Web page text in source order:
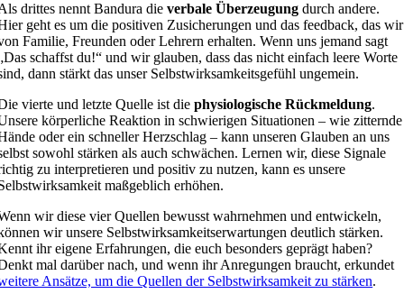
drittes nennt Bandura dieverbale Überzeugung durch andere.
geht es um die positiven Zusicherungen und das feedback, das wir
Familie, Freunden oder Lehrern erhalten. Wenn uns jemand sagt
schaffst du!“ und wir glauben, dass das nicht einfach leere Worte
dann stärkt das unser Selbstwirksamkeitsgefühl ungemein.
vierte und letzte Quelle ist diephysiologische Rückmeldung.
körperliche Reaktion in schwierigen Situationen – wie zitternde
oder ein schneller Herzschlag – kann unseren Glauben an uns
sowohl stärken als auch schwächen. Lernen wir, diese Signale
zu interpretieren und positiv zu nutzen, kann es unsere
maßgeblich erhöhen.
wir diese vier Quellen bewusst wahrnehmen und entwickeln,
wir unsere Selbstwirksamkeitserwartungen deutlich stärken.
ihr eigene Erfahrungen, die euch besonders geprägt haben?
mal darüber nach, und wenn ihr Anregungen braucht, erkundet
Ansätze, um die Quellen der Selbstwirksamkeit zu stärken.